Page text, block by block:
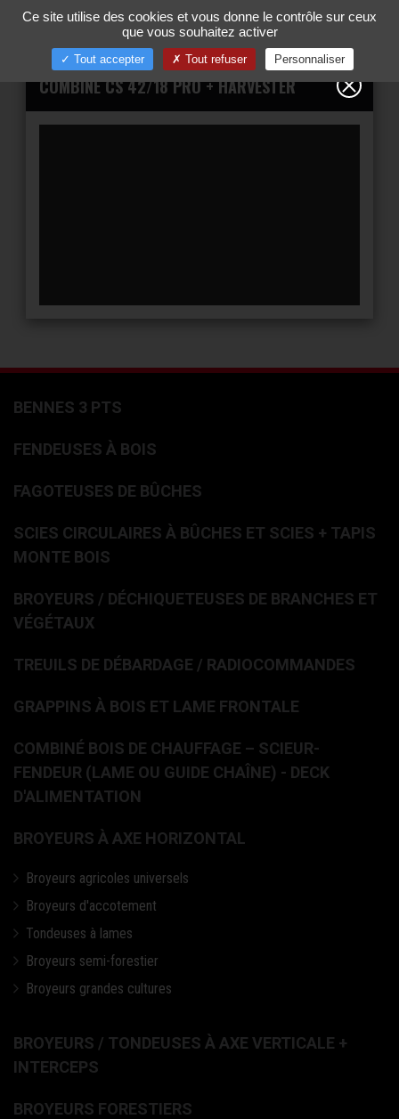
00
COMBINÉ CS 42/18 PRO + HARVESTER
BENNES 3 PTS
FENDEUSES À BOIS
FAGOTEUSES DE BÛCHES
SCIES CIRCULAIRES À BÛCHES ET SCIES + TAPIS
MONTE BOIS
BROYEURS / DÉCHIQUETEUSES DE BRANCHES ET
VÉGÉTAUX
TREUILS DE DÉBARDAGE / RADIOCOMMANDES
GRAPPINS À BOIS ET LAME FRONTALE
COMBINÉ BOIS DE CHAUFFAGE – SCIEUR-
FENDEUR (LAME OU GUIDE CHAÎNE) - DECK
D'ALIMENTATION
BROYEURS À AXE HORIZONTAL
Broyeurs agricoles universels
Broyeurs d'accotement
Tondeuses à lames
Broyeurs semi-forestier
Broyeurs grandes cultures
BROYEURS / TONDEUSES À AXE VERTICALE +
INTERCEPS
BROYEURS FORESTIERS
Gestion de vos préférences sur les cookies
Ce site utilise des cookies et vous donne le contrôle sur ceux
que vous souhaitez activer
Tout accepter Tout refuser Personnaliser